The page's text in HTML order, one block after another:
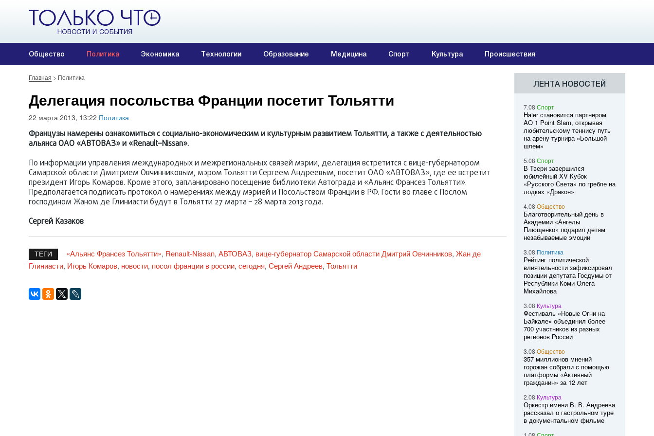
Общество Политика Экономика Технологии Образование Медицина Спорт Культура Происшествия
Главная > Политика
Делегация посольства Франции посетит Тольятти
22 марта 2013, 13:22 Политика
Французы намерены ознакомиться с социально-экономическим и культурным развитием Тольятти, а также с деятельностью
альянса ОАО «АВТОВАЗ» и «Renault–Nissan».
По информации управления международных и межрегиональных связей мэрии, делегация встретится с вице-губернатором
Самарской области Дмитрием Овчинниковым, мэром Тольятти Сергеем Андреевым, посетит ОАО «АВТОВАЗ», где ее встретит
президент Игорь Комаров. Кроме этого, запланировано посещение библиотеки Автограда и «Альянс Франсез Тольятти».
Предполагается подписать протокол о намерениях между мэрией и Посольством Франции в РФ. Гости во главе с Послом
господином Жаном де Глиниасти будут в Тольятти 27 марта – 28 марта 2013 года.
Сергей Казаков
ТЕГИ «Альянс Франсез Тольятти», Renault-Nissan, АВТОВАЗ, вице-губернатор Самарской области Дмитрий Овчинников, Жан де
Глиниасти, Игорь Комаров, новости, посол франции в россии, сегодня, Сергей Андреев, Тольятти
ЛЕНТА НОВОСТЕЙ
7.08 Спорт
Haier становится партнером
AO 1 Point Slam, открывая
любительскому теннису путь
на арену турнира «Большой
шлем»
5.08 Спорт
В Твери завершился
юбилейный XV Кубок
«Русского Света» по гребле на
лодках «Дракон»
4.08 Общество
Благотворительный день в
Академии «Ангелы
Плющенко» подарил детям
незабываемые эмоции
3.08 Политика
Рейтинг политической
влиятельности зафиксировал
позиции депутата Госдумы от
Республики Коми Олега
Михайлова
3.08 Культура
Фестиваль «Новые Огни на
Байкале» объединил более
700 участников из разных
регионов России
3.08 Общество
357 миллионов мнений
горожан собрали с помощью
платформы «Активный
гражданин» за 12 лет
2.08 Культура
Оркестр имени В. В. Андреева
рассказал о гастрольном туре
в документальном фильме